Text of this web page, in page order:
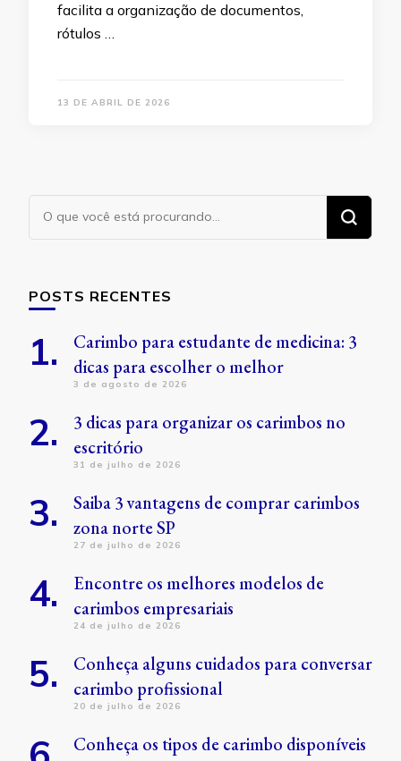
facilita a organização de documentos,
rótulos …
13 DE ABRIL DE 2026
Procurando
algo?
POSTS RECENTES
Carimbo para estudante de medicina: 3
dicas para escolher o melhor
3 de agosto de 2026
3 dicas para organizar os carimbos no
escritório
31 de julho de 2026
Saiba 3 vantagens de comprar carimbos
zona norte SP
27 de julho de 2026
Encontre os melhores modelos de
carimbos empresariais
24 de julho de 2026
Conheça alguns cuidados para conversar
carimbo profissional
20 de julho de 2026
Conheça os tipos de carimbo disponíveis